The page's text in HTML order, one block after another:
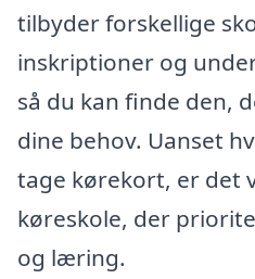
tilbyder forskellige
inskriptioner og
så du kan finde den,
dine behov. Uanset
tage kørekort, er det
køreskole, der
og læring.